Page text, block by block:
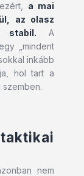
a mai
az olasz
stabil. A
„mindent
inkább
hol tart a
nem